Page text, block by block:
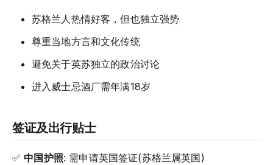
苏格兰人热情好客，但也独立强势
尊重当地方言和文化传统
避免关于英苏独立的政治讨论
进入威士忌酒厂需年满18岁
签证及出行贴士
✅中国护照: 需申请英国签证(苏格兰属英国)